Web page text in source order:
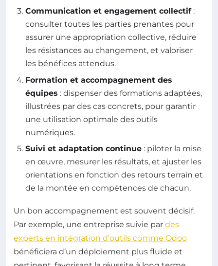
Communication et engagement collectif:
consulter toutes les parties prenantes pour
assurer une appropriation collective, réduire
les résistances au changement, et valoriser
les bénéfices attendus.
Formation et accompagnement des
équipes : dispenser des formations adaptées,
illustrées par des cas concrets, pour garantir
une utilisation optimale des outils
numériques.
Suivi et adaptation continue : piloter la mise
en œuvre, mesurer les résultats, et ajuster les
orientations en fonction des retours terrain et
de la montée en compétences de chacun.
Un bon accompagnement est souvent décisif.
Par exemple, une entreprise suivie par des
experts en intégration d’outils comme Odoo
bénéficiera d’un déploiement plus fluide et